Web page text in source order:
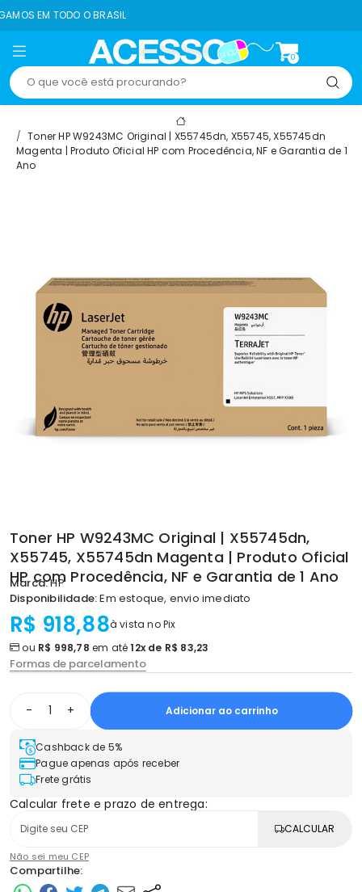
O BRASIL
0
Toner HP W9243MC Original | X55745dn, X55745, X55745dn
Magenta | Produto Oficial HP com Procedência, NF e Garantia de 1
Ano
Toner HP W9243MC Original | X55745dn,
X55745, X55745dn Magenta | Produto Oficial
HP com Procedência, NF e Garantia de 1 Ano
Marca:HP
Disponibilidade:Em estoque, envio imediato
R$ 918,88à vista no Pix
ou R$ 998,78 em até12x de R$ 83,23
Formas de parcelamento
- + Adicionar ao carrinho
Cashback de 5%
Pague apenas após receber
Frete grátis
Calcular frete e prazo de entrega:
CALCULAR
Não sei meu CEP
Compartilhe: